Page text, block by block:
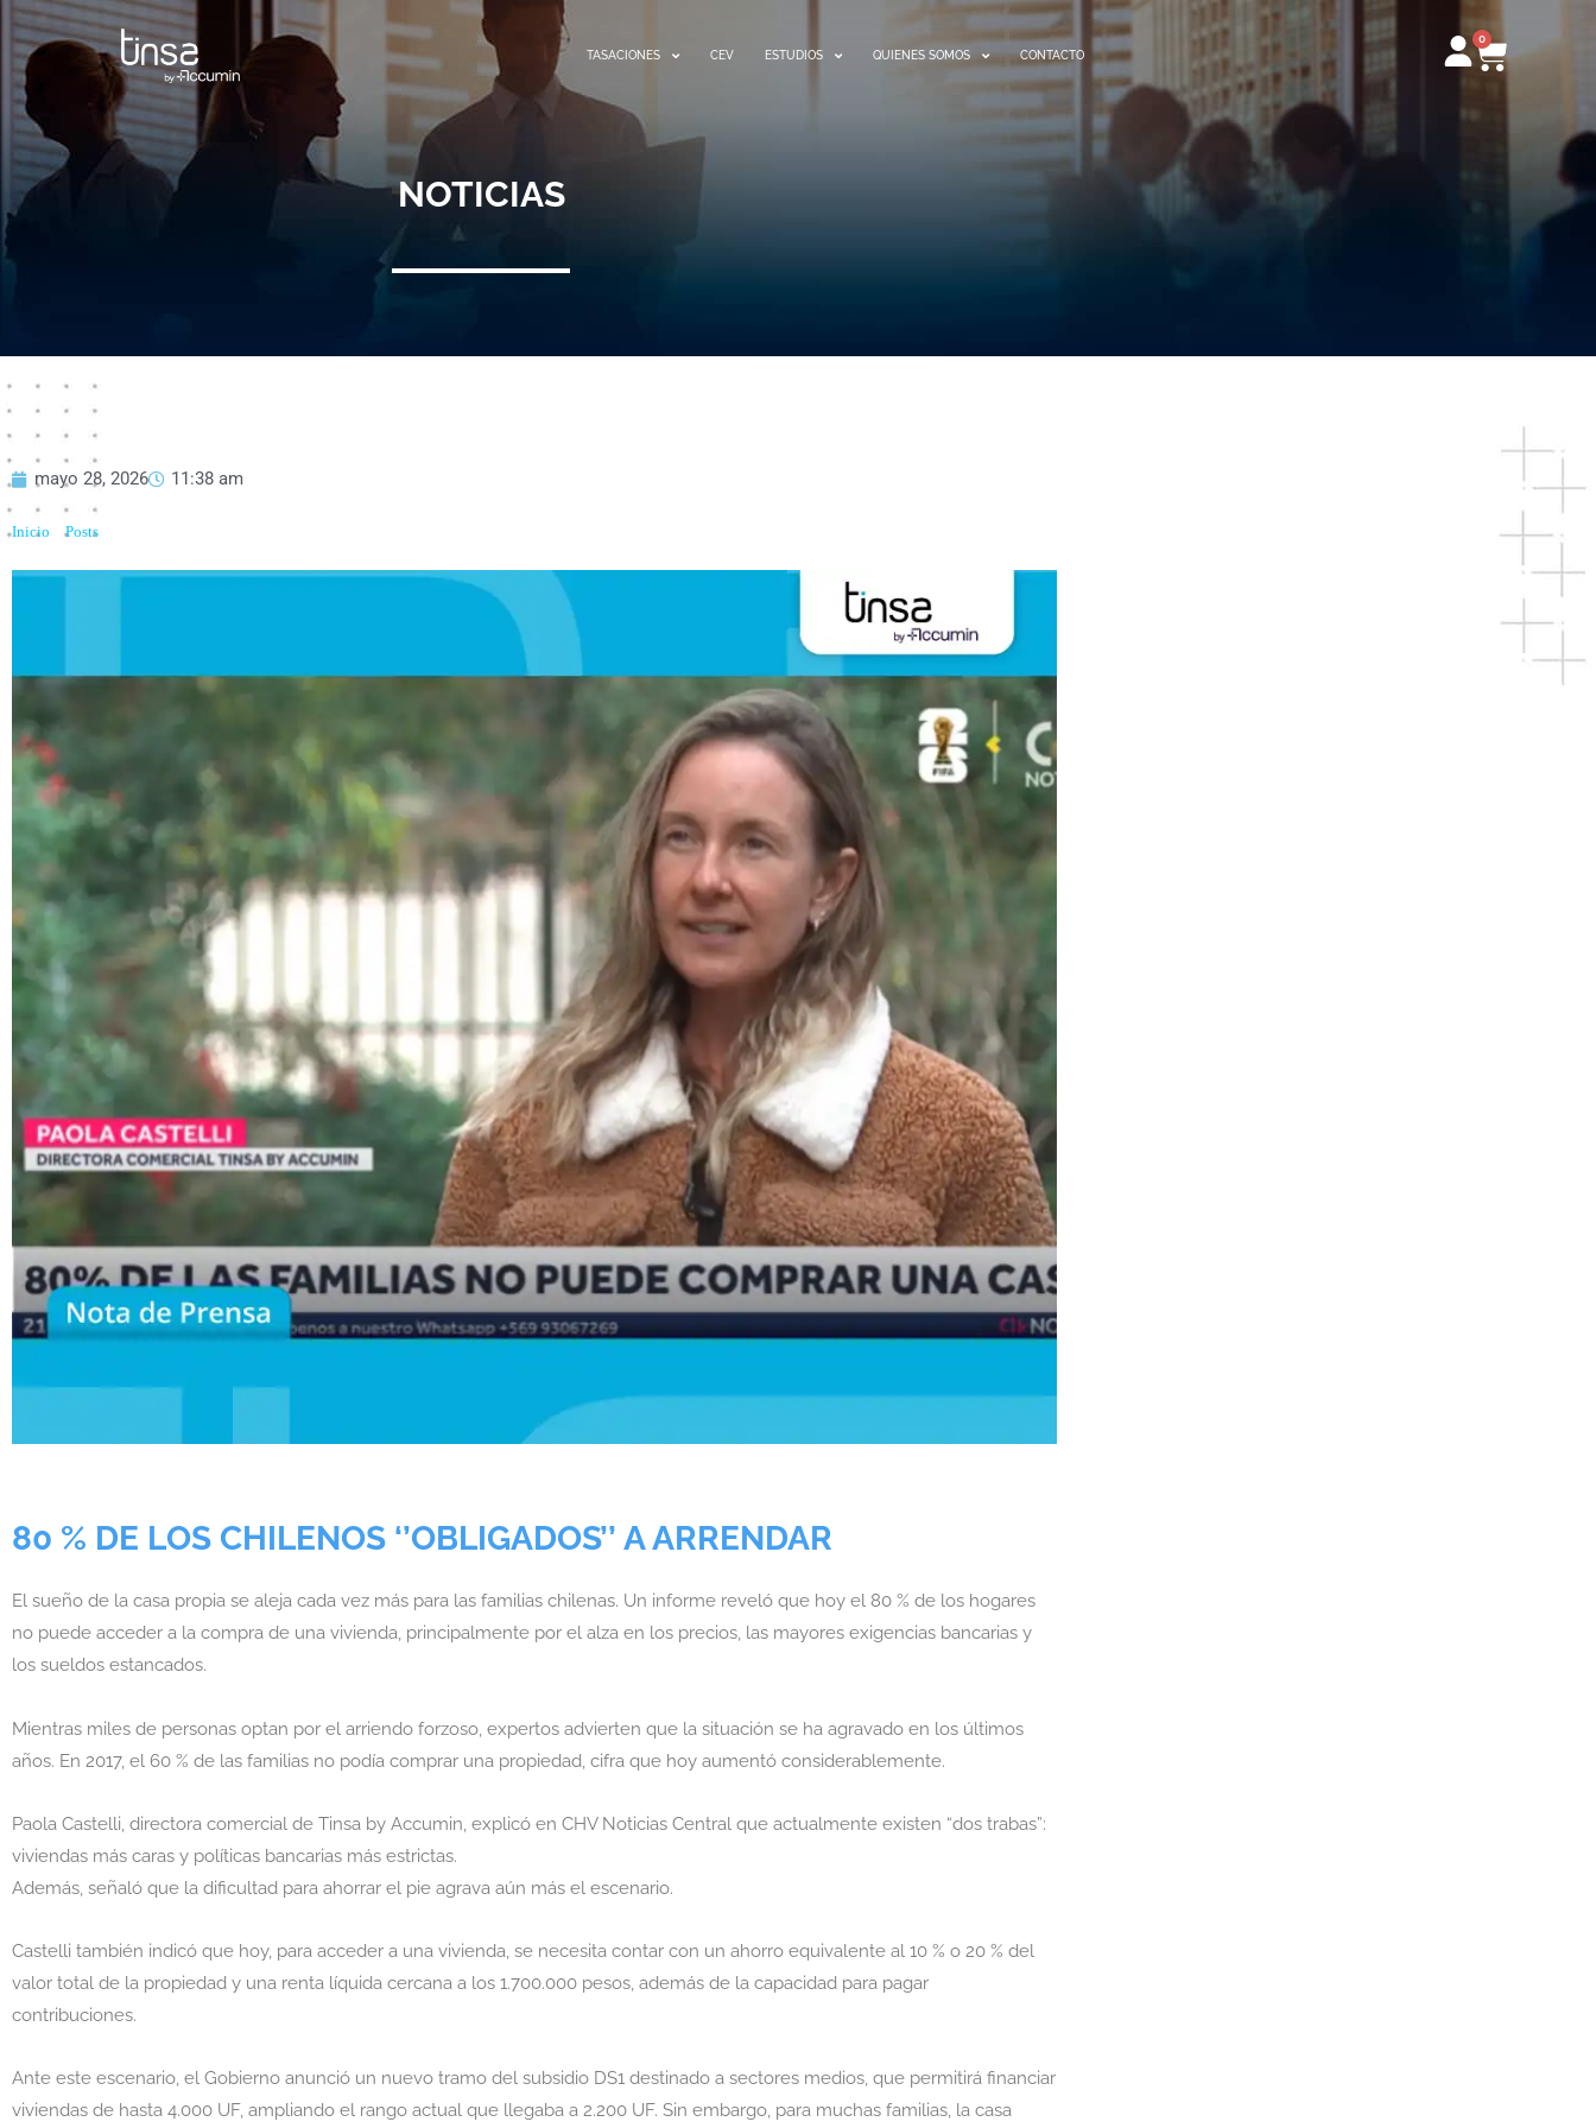
al
contenido
TASACIONES CEV ESTUDIOS QUIENES SOMOS CONTACTO
0
Carrito
NOTICIAS
mayo 28, 2026 11:38 am
Inicio »Posts
80 % DE LOS CHILENOS ‘’OBLIGADOS’’ A ARRENDAR
El sueño de la casa propia se aleja cada vez más para las familias chilenas. Un informe reveló que hoy el 80 % de los hogares
no puede acceder a la compra de una vivienda, principalmente por el alza en los precios, las mayores exigencias bancarias y
los sueldos estancados.
Mientras miles de personas optan por el arriendo forzoso, expertos advierten que la situación se ha agravado en los últimos
años. En 2017, el 60 % de las familias no podía comprar una propiedad, cifra que hoy aumentó considerablemente.
Paola Castelli, directora comercial de Tinsa by Accumin, explicó en CHV Noticias Central que actualmente existen “dos trabas”:
viviendas más caras y políticas bancarias más estrictas.
Además, señaló que la dificultad para ahorrar el pie agrava aún más el escenario.
Castelli también indicó que hoy, para acceder a una vivienda, se necesita contar con un ahorro equivalente al 10 % o 20 % del
valor total de la propiedad y una renta líquida cercana a los 1.700.000 pesos, además de la capacidad para pagar
contribuciones.
Ante este escenario, el Gobierno anunció un nuevo tramo del subsidio DS1 destinado a sectores medios, que permitirá financiar
viviendas de hasta 4.000 UF, ampliando el rango actual que llegaba a 2.200 UF. Sin embargo, para muchas familias, la casa